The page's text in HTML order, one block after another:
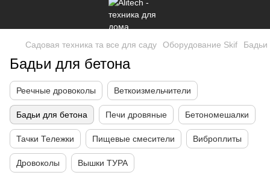
Садовая техника та все для саду Оборудование Skif Бадьи
Бадьи для бетона
Реечные дровоколы Веткоизмельчители
Бадьи для бетона Печи дровяные Бетономешалки
Тачки Тележки Пищевые смесители Виброплиты
Дровоколы Вышки ТУРА